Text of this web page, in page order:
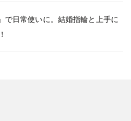
で日常使いに。結婚指輪と上手に